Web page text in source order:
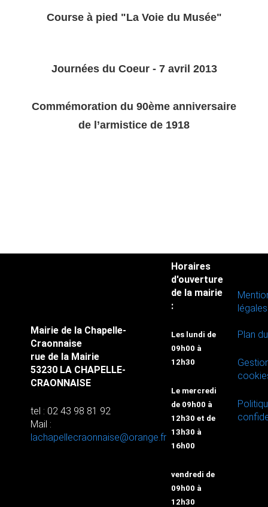
Course à pied "La Voie du Musée"
Journées du Coeur - 7 avril 2013
Commémoration du 90ème anniversaire
de l’armistice de 1918
Mairie de la Chapelle-
Craonnaise
rue de la Mairie
53230 LA CHAPELLE-
CRAONNAISE
tel : 02 43 98 81 92
Mail :
lachapellecraonnaise@orange.fr
Horaires
d'ouverture
de la mairie
:
Les lundi de
09h00 à
12h30
Le mercredi
de 09h00 à
12h30 et de
13h30 à
16h00
vendredi de
09h00 à
12h30
légales
Plan